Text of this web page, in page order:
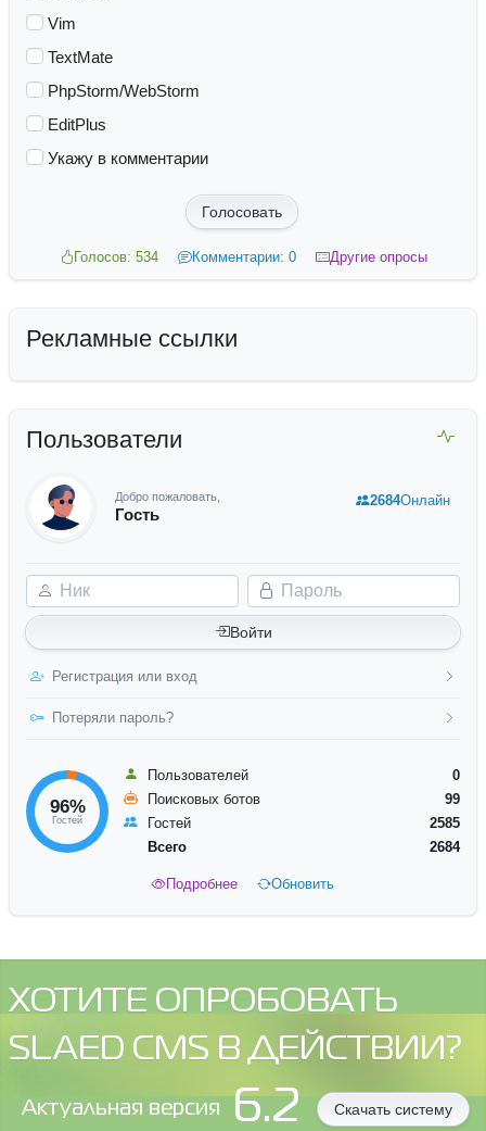
Vim
TextMate
PhpStorm/WebStorm
EditPlus
Укажу в комментарии
Голосовать
Голосов: 534 Комментарии: 0 Другие опросы
Рекламные ссылки
Пользователи
Добро пожаловать,
Гость
Ник Пароль
Войти
Регистрация или вход
Потеряли пароль?
2684Онлайн
96%
Гостей
Пользователей
0
Поисковых ботов
99
Гостей
2585
Всего
2684
Подробнее Обновить
ХОТИТЕ ОПРОБОВАТЬ
SLAED CMS В ДЕЙСТВИИ?
Aктуальная версия 6.2 Скачать систему